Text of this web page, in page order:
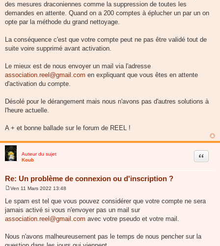
des mesures draconiennes comme la suppression de toutes les
demandes en attente. Quand on a 200 comptes à éplucher un par un on
opte par la méthode du grand nettoyage.
La conséquence c'est que votre compte peut ne pas être validé tout de
suite voire supprimé avant activation.
Le mieux est de nous envoyer un mail via l'adresse
association.reel@gmail.com en expliquant que vous êtes en attente
d'activation du compte.
Désolé pour le dérangement mais nous n'avons pas d'autres solutions à
l'heure actuelle.
A + et bonne ballade sur le forum de REEL !
Auteur du sujet
Koub
Re: Un problème de connexion ou d'inscription ?
Citer
s
s
g
Ven 11 Mars 2022 13:48
Le spam est tel que vous pouvez considérer que votre compte ne sera
jamais activé si vous n'envoyer pas un mail sur
association.reel@gmail.com avec votre pseudo et votre mail.
Nous n'avons malheureusement pas le temps de nous pencher sur la